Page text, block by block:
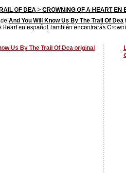
OF DEA> CROWNING OF A HEART EN
And You Will Know Us By The Trail Of Dea
en español, también encontrarás
Us By The Trail Of Dea original